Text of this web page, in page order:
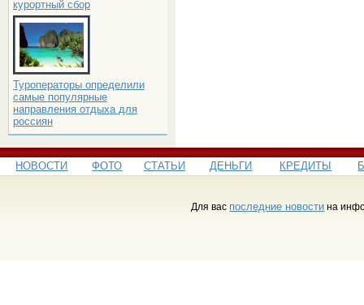
курортный сбор
Туроператоры определили
самые популярные
направления отдыха для
россиян
НОВОСТИ ФОТО СТАТЬИ ДЕНЬГИ КРЕДИТЫ
Для вас последние новости на